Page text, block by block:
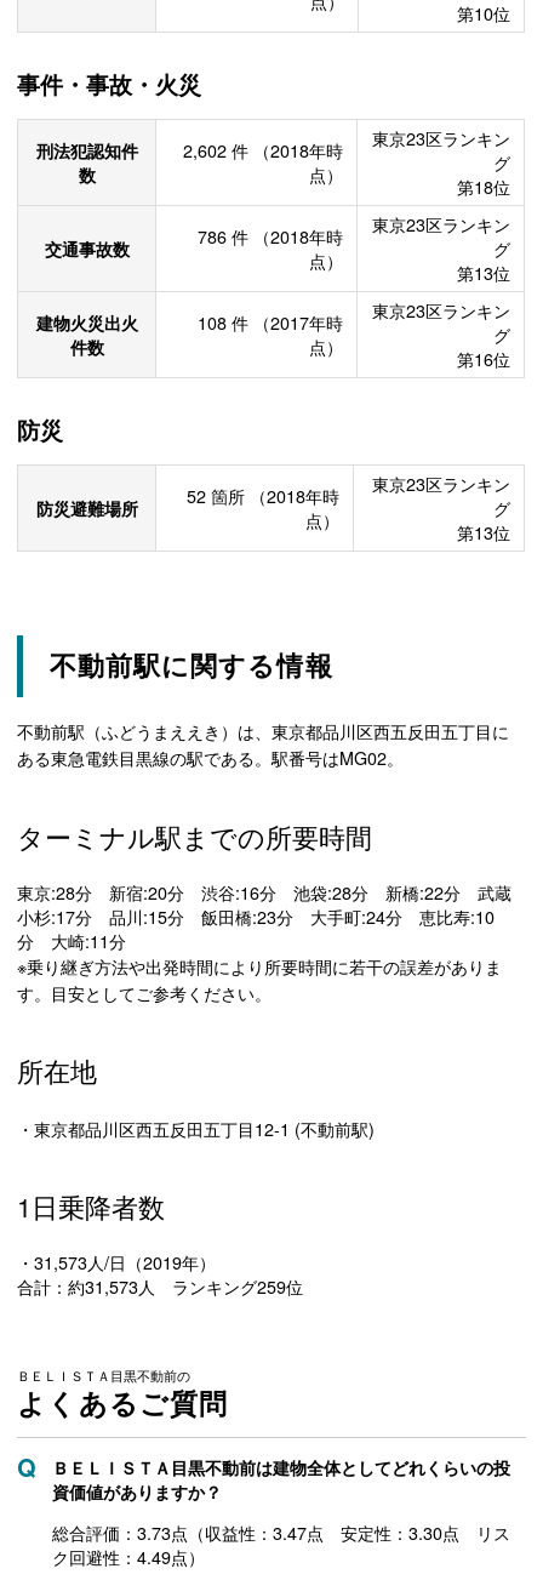
第10位
事件・事故・火災
刑法犯認知件
数
2,602 件
（2018年時
点）
東京23区ランキン
グ
第18位
交通事故数 786 件
（2018年時
点）
東京23区ランキン
グ
第13位
建物火災出火
件数
108 件
（2017年時
点）
東京23区ランキン
グ
第16位
防災
防災避難場所 52 箇所
（2018年時
点）
東京23区ランキン
グ
第13位
不動前駅に関する情報
不動前駅（ふどうまええき）は、東京都品川区西五反田五丁目に
ある東急電鉄目黒線の駅である。駅番号はMG02。
ターミナル駅までの所要時間
東京:28分 新宿:20分 渋谷:16分 池袋:28分 新橋:22分 武蔵
小杉:17分 品川:15分 飯田橋:23分 大手町:24分 恵比寿:10
分 大崎:11分
※乗り継ぎ方法や出発時間により所要時間に若干の誤差がありま
す。目安としてご参考ください。
所在地
・東京都品川区西五反田五丁目12-1 (不動前駅)
1日乗降者数
・31,573人/日（2019年）
合計：約31,573人 ランキング259位
ＢＥＬＩＳＴＡ目黒不動前の
よくあるご質問
ＢＥＬＩＳＴＡ目黒不動前は建物全体としてどれくらいの投
資価値がありますか？
総合評価：3.73点（収益性：3.47点 安定性：3.30点 リス
ク回避性：4.49点）